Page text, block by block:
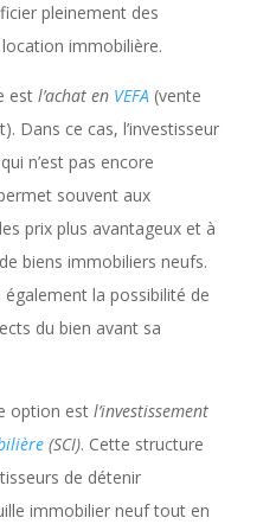
pleinement des
immobilière.
est l’achat en VEFA (vente
Dans ce cas, l’investisseur
n’est pas encore
souvent aux
prix plus avantageux et à
biens immobiliers neufs.
la possibilité de
du bien avant sa
option est l’investissement
(SCI). Cette structure
de détenir
immobilier neuf tout en